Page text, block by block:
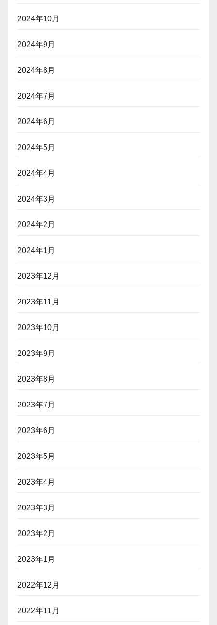
2024年10月
2024年9月
2024年8月
2024年7月
2024年6月
2024年5月
2024年4月
2024年3月
2024年2月
2024年1月
2023年12月
2023年11月
2023年10月
2023年9月
2023年8月
2023年7月
2023年6月
2023年5月
2023年4月
2023年3月
2023年2月
2023年1月
2022年12月
2022年11月